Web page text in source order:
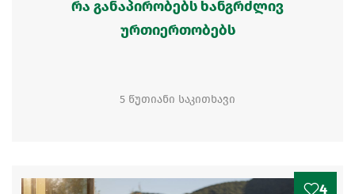
რა განაპირობებს ხანგრძლივ
ურთიერთობებს
5 წუთიანი საკითხავი
4